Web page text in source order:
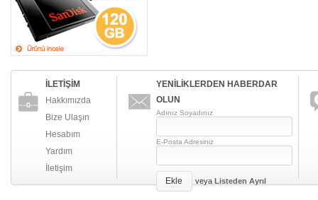
İLETİŞİM
Hakkımızda
Bize Ulaşın
Hesabım
Yardım
İletişim
YENİLİKLERDEN HABERDAR
OLUN
Adınız Soyadınız
E-Posta Adresiniz
Ekle veya Listeden Ayrıl